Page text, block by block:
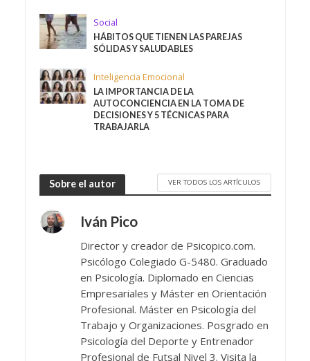
Social
HÁBITOS QUE TIENEN LAS PAREJAS
SÓLIDAS Y SALUDABLES
Inteligencia Emocional
LA IMPORTANCIA DE LA
AUTOCONCIENCIA EN LA TOMA DE
DECISIONES Y 5 TÉCNICAS PARA
TRABAJARLA
Sobre el autor VER TODOS LOS ARTÍCULOS
Iván Pico
Director y creador de Psicopico.com.
Psicólogo Colegiado G-5480. Graduado
en Psicología. Diplomado en Ciencias
Empresariales y Máster en Orientación
Profesional. Máster en Psicología del
Trabajo y Organizaciones. Posgrado en
Psicología del Deporte y Entrenador
Profesional de Futsal Nivel 3. Visita la